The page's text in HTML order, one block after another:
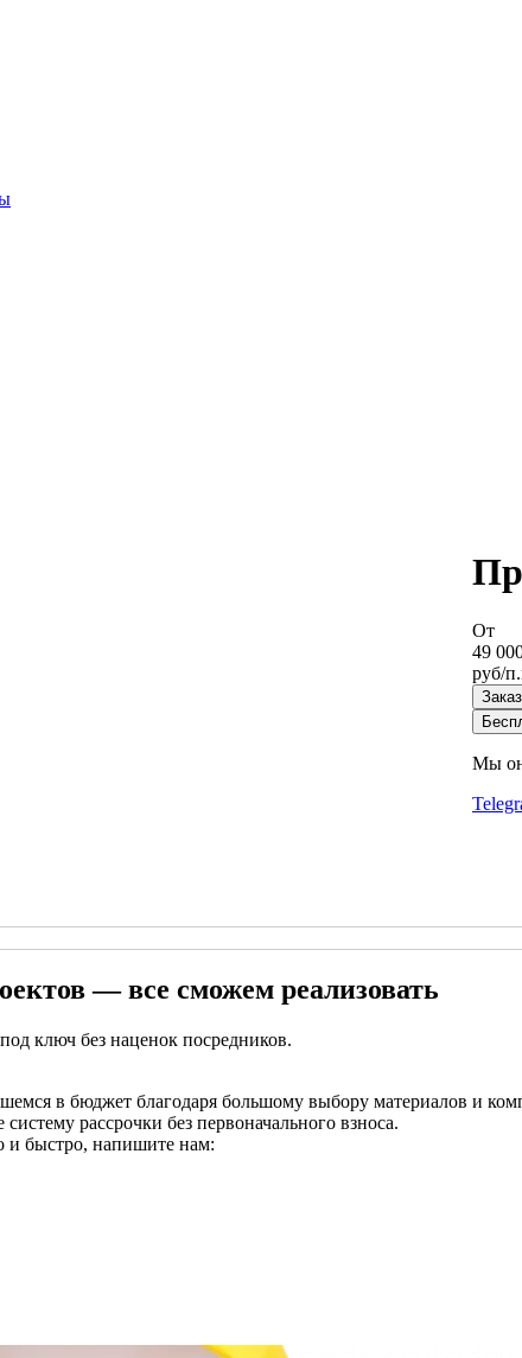
От
49
руб/
Мы
— все сможем реализовать
ключ без наценок посредников.
в бюджет благодаря большому выбору материалов и
рассрочки без первоначального взноса.
и быстро, напишите нам: